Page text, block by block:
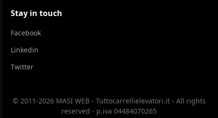
Stay in touch
Facebook
Linkedin
Twitter
© 2011-2026 MASI WEB - Tuttocarrellielevatori.it - All rights
reserved - p.iva 04484070265